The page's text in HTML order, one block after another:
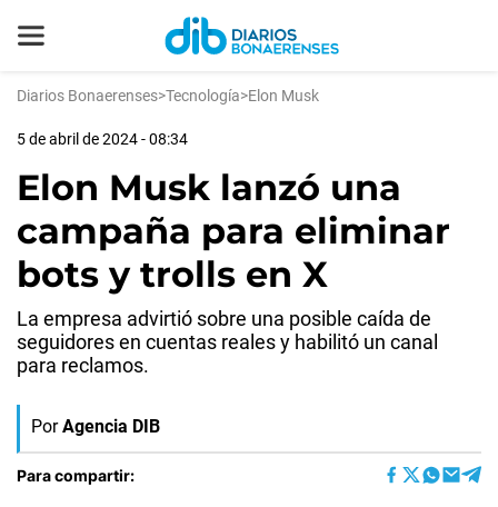
Diarios Bonaerenses>Tecnología>Elon Musk
5 de abril de 2024 - 08:34
Elon Musk lanzó una
campaña para eliminar
bots y trolls en X
La empresa advirtió sobre una posible caída de
seguidores en cuentas reales y habilitó un canal
para reclamos.
Por Agencia DIB
Para compartir: